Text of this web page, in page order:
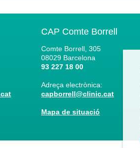
CAP Comte Borrell
Comte Borrell, 305
08029 Barcelona
93 227 18 00
Adreça electrònica:
capborrell@clinic.cat
Mapa de situació